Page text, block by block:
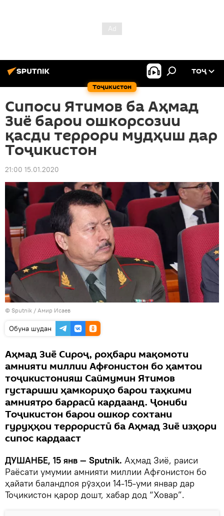
Тоҷикистон
ТОҶ
Сипоси Ятимов ба Аҳмад
Зиё барои ошкорсозии
қасди террори мудҳиш дар
Тоҷикистон
21:00 15.01.2020
© Sputnik / Амир Исаев
Обуна шудан
Аҳмад Зиё Сироҷ, роҳбари мақомоти
амнияти миллии Афғонистон бо ҳамтои
тоҷикистонияш Саймумин Ятимов
густариши ҳамкориҳо барои таҳкими
амниятро баррасӣ кардаанд. Ҷониби
Тоҷикистон барои ошкор сохтани
гуруҳҳои террористӣ ба Аҳмад Зиё изҳори
сипос кардааст
ДУШАНБЕ, 15 янв — Sputnik. Аҳмад Зиё, раиси
Раёсати умумии амнияти миллии Афғонистон бо
ҳайати баландпоя рӯзҳои 14-15-уми январ дар
Тоҷикистон қарор дошт, хабар дод “Ховар”.